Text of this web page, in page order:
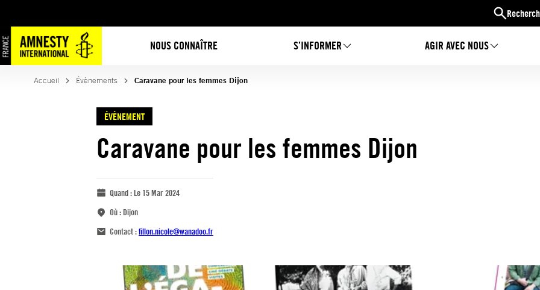
NOUS CONNAÎTRE S’INFORMER AGIR AVEC NOUS
Accueil Évènements Caravane pour les femmes Dijon
ÉVÈNEMENT
Caravane pour les femmes Dijon
Quand :Le 15 Mar 2024
Où :Dijon
Contact :fillon.nicole@wanadoo.fr